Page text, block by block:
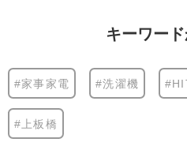
キーワー
#家事家電 #洗濯機
#上板橋